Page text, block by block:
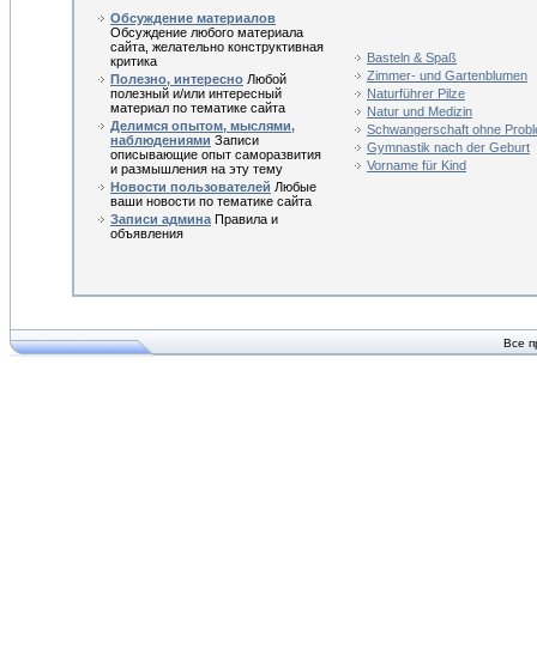
Обсуждение материалов
Обсуждение любого материала
сайта, желательно конструктивная
критика
Полезно, интересно Любой
полезный и/или интересный
материал по тематике сайта
Делимся опытом, мыслями,
наблюдениями Записи
описывающие опыт саморазвития
и размышления на эту тему
Новости пользователей Любые
ваши новости по тематике сайта
Записи админа Правила и
объявления
Basteln & Spaß
Zimmer- und Gartenblumen
Naturführer Pilze
Natur und Medizin
Schwangerschaft ohne
Gymnastik nach der Geburt
Vorname für Kind
Все